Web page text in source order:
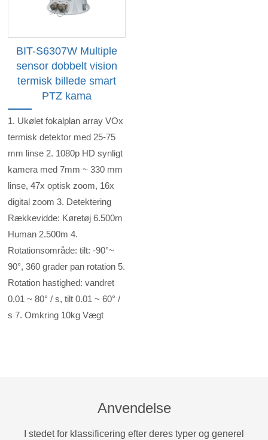
BIT-S6307W Multiple
sensor dobbelt vision
termisk billede smart
PTZ kama
1. Ukølet fokalplan array VOx
termisk detektor med 25-75
mm linse 2. 1080p HD synligt
kamera med 7mm ~ 330 mm
linse, 47x optisk zoom, 16x
digital zoom 3. Detektering
Rækkevidde: Køretøj 6.500m
Human 2.500m 4.
Rotationsområde: tilt: -90°~
90°, 360 grader pan rotation 5.
Rotation hastighed: vandret
0.01 ~ 80° / s, tilt 0.01 ~ 60° /
s 7. Omkring 10kg Vægt
Anvendelse
I stedet for klassificering efter deres typer og generel